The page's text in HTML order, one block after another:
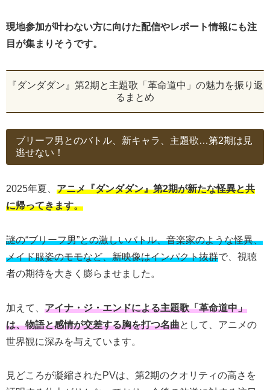
現地参加が叶わない方に向けた配信やレポート情報にも注
目が集まりそうです。
『ダンダダン』第2期と主題歌「革命道中」の魅力を振り返
るまとめ
ブリーフ男とのバトル、新キャラ、主題歌…第2期は見
逃せない！
2025年夏、 アニメ『ダンダダン』第2期が新たな怪異と共
に帰ってきます。
謎の“ブリーフ男”との激しいバトル、音楽家のような怪異、
メイド服姿のモモなど、新映像はインパクト抜群で、視聴
者の期待を大きく膨らませました。
加えて、 アイナ・ジ・エンドによる主題歌「革命道中」
は、物語と感情が交差する胸を打つ名曲として、アニメの
世界観に深みを与えています。
見どころが凝縮されたPVは、第2期のクオリティの高さを